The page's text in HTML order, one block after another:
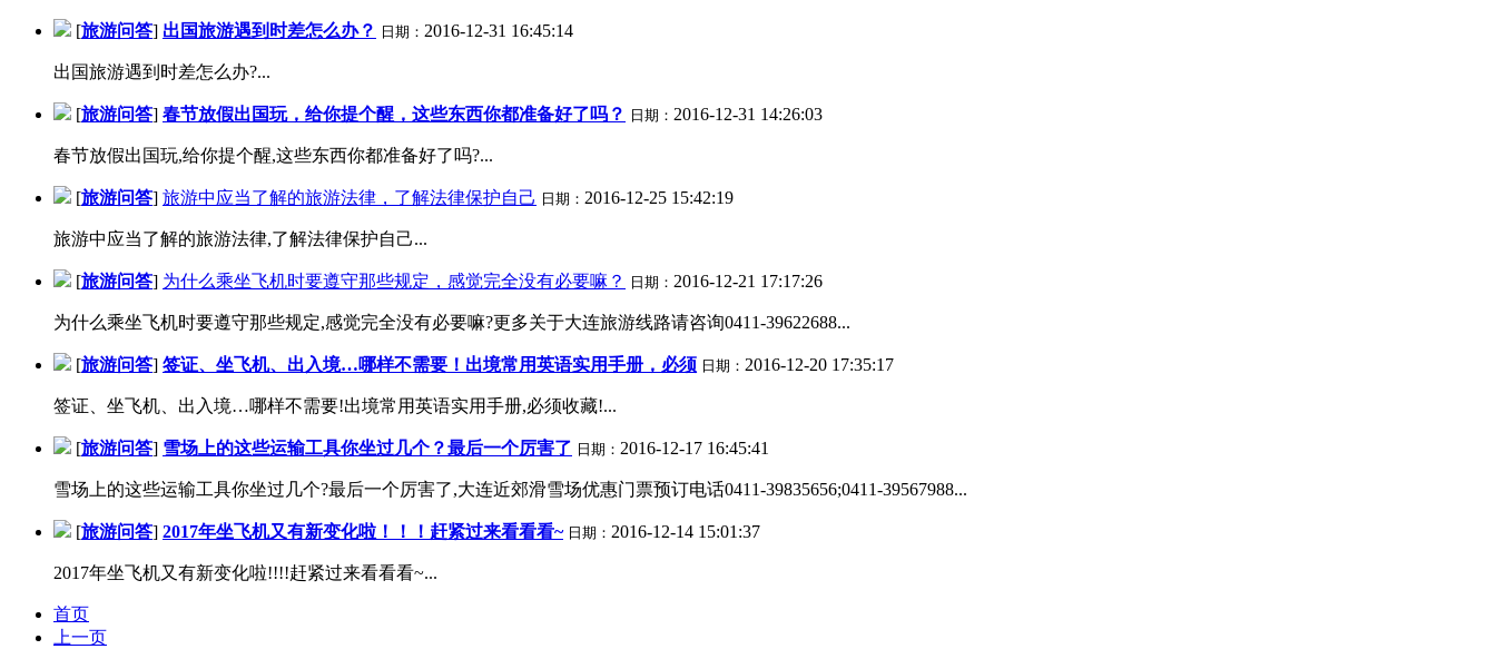
[旅游问答] 出国旅游遇到时差怎么办？ 日期： 2016-12-31 16:45:14
出国旅游遇到时差怎么办?...
[旅游问答] 春节放假出国玩，给你提个醒，这些东西你都准备好了吗？ 日期： 2016-12-31 14:26:03
春节放假出国玩,给你提个醒,这些东西你都准备好了吗?...
[旅游问答] 旅游中应当了解的旅游法律，了解法律保护自己 日期： 2016-12-25 15:42:19
旅游中应当了解的旅游法律,了解法律保护自己...
[旅游问答] 为什么乘坐飞机时要遵守那些规定，感觉完全没有必要嘛？ 日期： 2016-12-21 17:17:26
为什么乘坐飞机时要遵守那些规定,感觉完全没有必要嘛?更多关于大连旅游线路请咨询0411-39622688...
[旅游问答] 签证、坐飞机、出入境…哪样不需要！出境常用英语实用手册，必须 日期： 2016-12-20 17:35:17
签证、坐飞机、出入境…哪样不需要!出境常用英语实用手册,必须收藏!...
[旅游问答] 雪场上的这些运输工具你坐过几个？最后一个厉害了 日期： 2016-12-17 16:45:41
雪场上的这些运输工具你坐过几个?最后一个厉害了,大连近郊滑雪场优惠门票预订电话0411-39835656;0411-39567988...
[旅游问答] 2017年坐飞机又有新变化啦！！！赶紧过来看看看~ 日期： 2016-12-14 15:01:37
2017年坐飞机又有新变化啦!!!!赶紧过来看看看~...
首页
上一页